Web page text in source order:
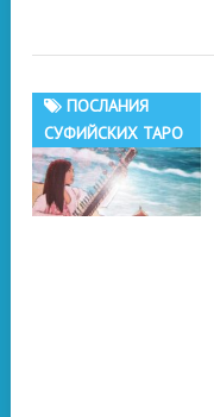
ПОСЛАНИЯ
СУФИЙСКИХ ТАРО